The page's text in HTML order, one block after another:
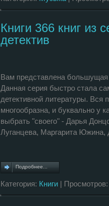
Книги 366 книг из
детектив
Вам представлена большущая
Данная серия быстро стала
детективной литературы. Вся
многообразна, и буквально у
выбрать "своего" - Дарья
Луганцева, Маргарита Южина,
Подробнее...
Категория: Книги |